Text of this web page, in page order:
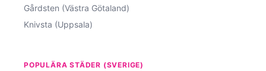
Gårdsten (Västra Götaland)
Knivsta (Uppsala)
POPULÄRA STÄDER (SVERIGE)